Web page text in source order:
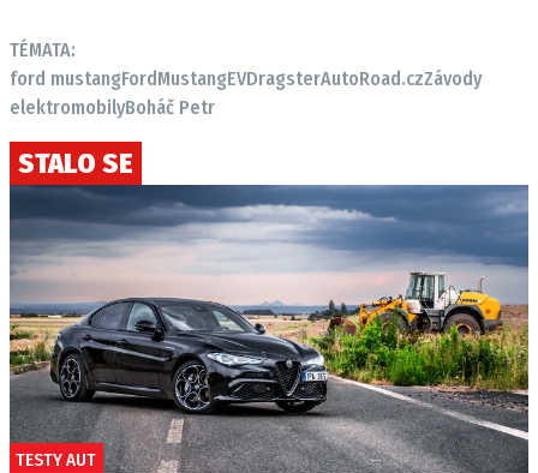
TÉMATA:
ford mustangFordMustangEVDragsterAutoRoad.czZávody
elektromobilyBoháč Petr
STALO SE
TESTY AUT